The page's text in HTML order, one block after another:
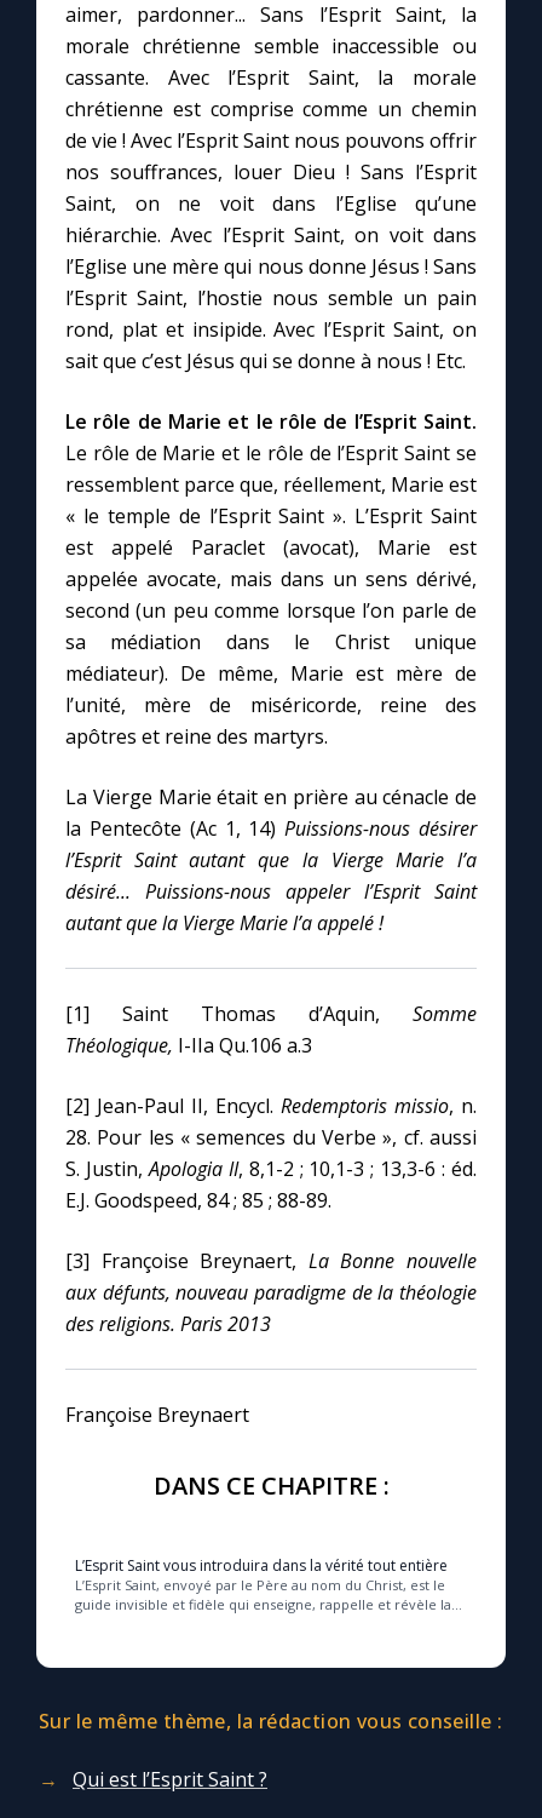
aimer, pardonner... Sans l’Esprit Saint, la
morale chrétienne semble inaccessible ou
cassante. Avec l’Esprit Saint, la morale
chrétienne est comprise comme un chemin
de vie ! Avec l’Esprit Saint nous pouvons offrir
nos souffrances, louer Dieu ! Sans l’Esprit
Saint, on ne voit dans l’Eglise qu’une
hiérarchie. Avec l’Esprit Saint, on voit dans
l’Eglise une mère qui nous donne Jésus ! Sans
l’Esprit Saint, l’hostie nous semble un pain
rond, plat et insipide. Avec l’Esprit Saint, on
sait que c’est Jésus qui se donne à nous ! Etc.
Le rôle de Marie et le rôle de l’Esprit Saint.
Le rôle de Marie et le rôle de l’Esprit Saint se
ressemblent parce que, réellement, Marie est
« le temple de l’Esprit Saint ». L’Esprit Saint
est appelé Paraclet (avocat), Marie est
appelée avocate, mais dans un sens dérivé,
second (un peu comme lorsque l’on parle de
sa médiation dans le Christ unique
médiateur). De même, Marie est mère de
l’unité, mère de miséricorde, reine des
apôtres et reine des martyrs.
La Vierge Marie était en prière au cénacle de
la Pentecôte (Ac 1, 14)Puissions-nous désirer
l’Esprit Saint autant que la Vierge Marie l’a
désiré... Puissions-nous appeler l’Esprit Saint
autant que la Vierge Marie l’a appelé !
[1] Saint Thomas d’Aquin, Somme
Théologique, I-IIa Qu.106 a.3
[2] Jean-Paul II, Encycl. Redemptoris missio, n.
28. Pour les « semences du Verbe », cf. aussi
S. Justin,Apologia II, 8,1-2 ; 10,1-3 ; 13,3-6 : éd.
E.J. Goodspeed, 84 ; 85 ; 88-89.
[3] Françoise Breynaert, La Bonne nouvelle
aux défunts, nouveau paradigme de la théologie
des religions. Paris 2013
Françoise Breynaert
DANS CE CHAPITRE :
L’Esprit Saint vous introduira dans la vérité tout entière
L’Esprit Saint, envoyé par le Père au nom du Christ, est le
guide invisible et fidèle qui enseigne, rappelle et révèle la
Sur le même thème, la rédaction vous conseille :
Qui est l’Esprit Saint ?